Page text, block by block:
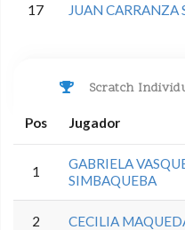
17 JUAN CARRANZA
Scratch
Pos Jugador
1
GABRIELA
SIMBAQUEBA
2 CECILIA